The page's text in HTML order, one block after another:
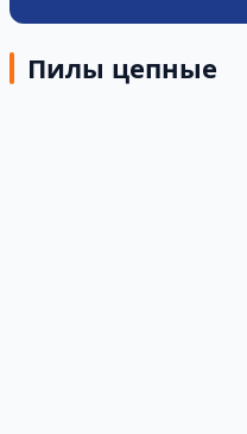
Пилы цепные